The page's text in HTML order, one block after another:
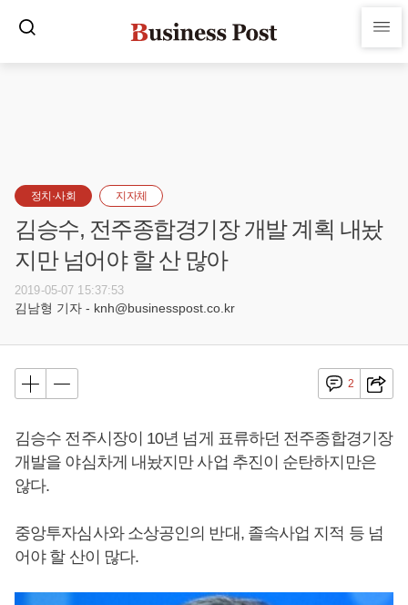
정치·사회 지자체
김승수, 전주종합경기장 개발 계획 내놨
지만 넘어야 할 산 많아
2019-05-07 15:37:53
김남형 기자 - knh@businesspost.co.kr
2
김승수 전주시장이 10년 넘게 표류하던 전주종합경기장
개발을 야심차게 내놨지만 사업 추진이 순탄하지만은
않다.
중앙투자심사와 소상공인의 반대, 졸속사업 지적 등 넘
어야 할 산이 많다.